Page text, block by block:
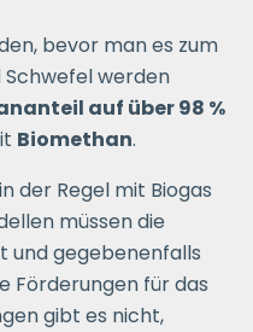
bevor man es zum
Schwefel werden
auf über 98 %
Biomethan.
der Regel mit Biogas
müssen die
und gegebenenfalls
Förderungen für das
gibt es nicht,